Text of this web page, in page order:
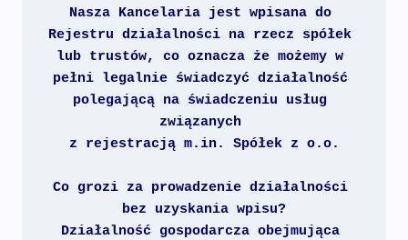
Nasza Kancelaria jest wpisana do
Rejestru działalności na rzecz spółek
lub trustów, co oznacza że możemy w
pełni legalnie świadczyć działalność
polegającą na świadczeniu usług
związanych
z rejestracją m.in. Spółek z o.o.
Co grozi za prowadzenie działalności
bez uzyskania wpisu?
Działalność gospodarcza obejmująca